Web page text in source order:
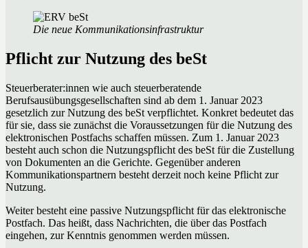
Die neue Kommunikationsinfrastruktur
Pflicht zur Nutzung des beSt
Steuerberater:innen wie auch steuerberatende
Berufsausübungsgesellschaften sind ab dem 1. Januar 2023
gesetzlich zur Nutzung des beSt verpflichtet. Konkret bedeutet das
für sie, dass sie zunächst die Voraussetzungen für die Nutzung des
elektronischen Postfachs schaffen müssen. Zum 1. Januar 2023
besteht auch schon die Nutzungspflicht des beSt für die Zustellung
von Dokumenten an die Gerichte. Gegenüber anderen
Kommunikationspartnern besteht derzeit noch keine Pflicht zur
Nutzung.
Weiter besteht eine passive Nutzungspflicht für das elektronische
Postfach. Das heißt, dass Nachrichten, die über das Postfach
eingehen, zur Kenntnis genommen werden müssen.